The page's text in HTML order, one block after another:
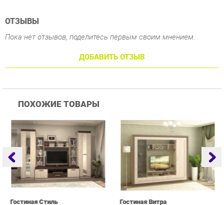
Купить
Гостиная Стиль
Атлантида-2 Венге-дуб
Белфорд
25 223 ₽
Гостиная Витра
55 482 ₽
info@drawing-room.ru +7 (903) 000-00-00
ГОРОДА